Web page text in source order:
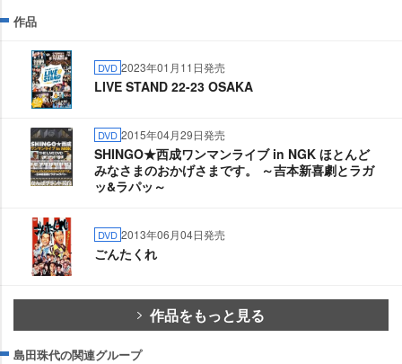
作品
DVD 2023年01月11日発売
LIVE STAND 22-23 OSAKA
DVD 2015年04月29日発売
SHINGO★西成ワンマンライブ in NGK ほとんど
みなさまのおかげさまです。 ～吉本新喜劇とラガ
ッ&ラパッ～
DVD 2013年06月04日発売
ごんたくれ
作品をもっと見る
島田珠代の関連グループ